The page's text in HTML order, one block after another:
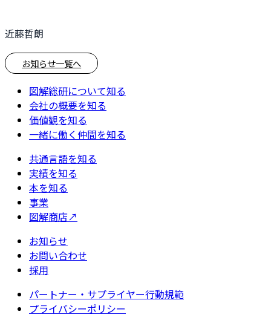
近藤哲朗
お知らせ一覧へ
図解総研について知る
会社の概要を知る
価値観を知る
一緒に働く仲間を知る
共通言語を知る
実績を知る
本を知る
事業
図解商店↗
お知らせ
お問い合わせ
採用
パートナー・サプライヤー行動規範
プライバシーポリシー